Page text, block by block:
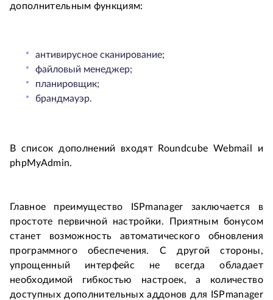
дополнительным функциям:
антивирусное сканирование;
файловый менеджер;
планировщик;
брандмауэр.
В список дополнений входят Roundcube Webmail и
phpMyAdmin.
Главное преимущество ISPmanager заключается в
простоте первичной настройки. Приятным бонусом
станет возможность автоматического обновления
программного обеспечения. С другой стороны,
упрощенный интерфейс не всегда обладает
необходимой гибкостью настроек, а количество
доступных дополнительных аддонов для ISPmanager